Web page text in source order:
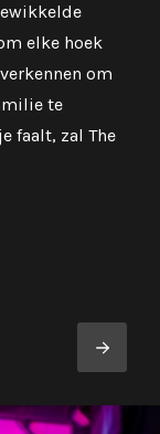
elke hoek
om
te
faalt, zal The